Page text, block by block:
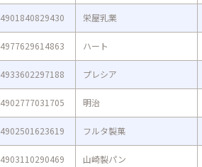
4901840829430 栄屋乳業
4977629614863 ハート
4933602297188 プレシア
4902777031705 明治
4902501623619 フルタ製菓
4903110290469 山崎製パン